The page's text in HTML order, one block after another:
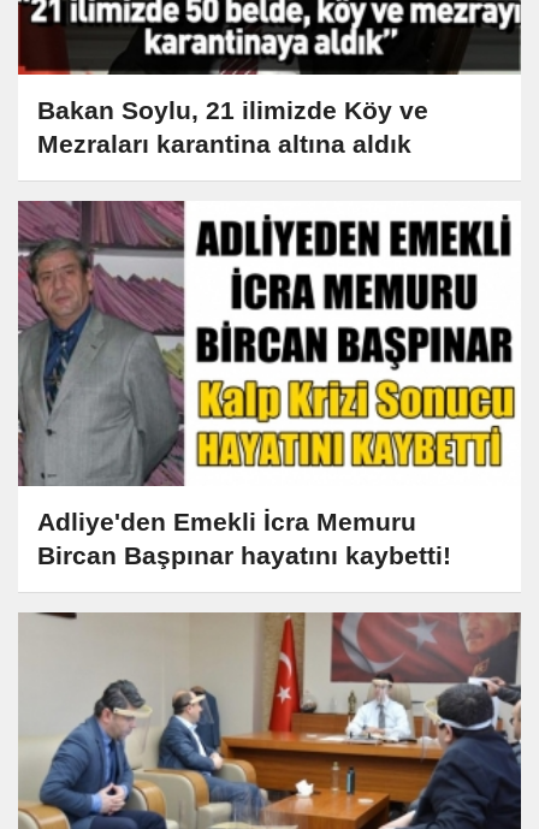
Bakan Soylu, 21 ilimizde Köy ve
Mezraları karantina altına aldık
Adliye'den Emekli İcra Memuru
Bircan Başpınar hayatını kaybetti!